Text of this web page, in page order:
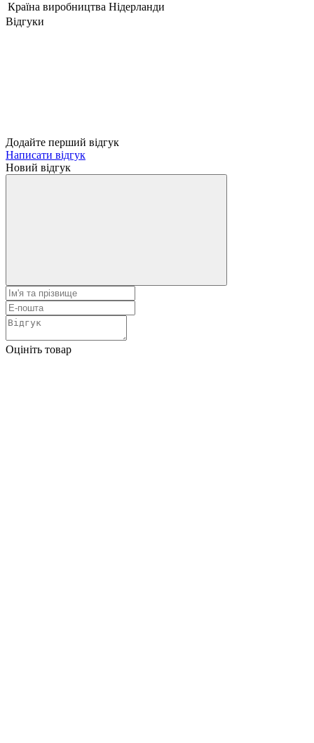
Країна виробництва Нідерланди
Відгуки
Додайте перший відгук
Написати відгук
Новий відгук
Оцініть товар